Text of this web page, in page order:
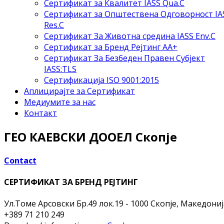
Сертификат за Квалитет IASS Qua.C
Сертификат за Општествена Одговорност
Res.C
Сертификат За Животна средина IASS Env.C
Сертификат за Бренд Рејтинг АА+
Сертификат За Безбеден Правен Субјект
IASS:TLS
Сертификација ISO 9001:2015
Аплицирајте за Сертификат
Медиумите за нас
Контакт
ГЕО КАЕВСКИ ДООЕЛ Скопје
Contact
СЕРТИФИКАТ ЗА БРЕНД РЕЈТИНГ
Ул.Томе Арсовски Бр.49 лок.19 - 1000 Скопје,
+389 71 210 249